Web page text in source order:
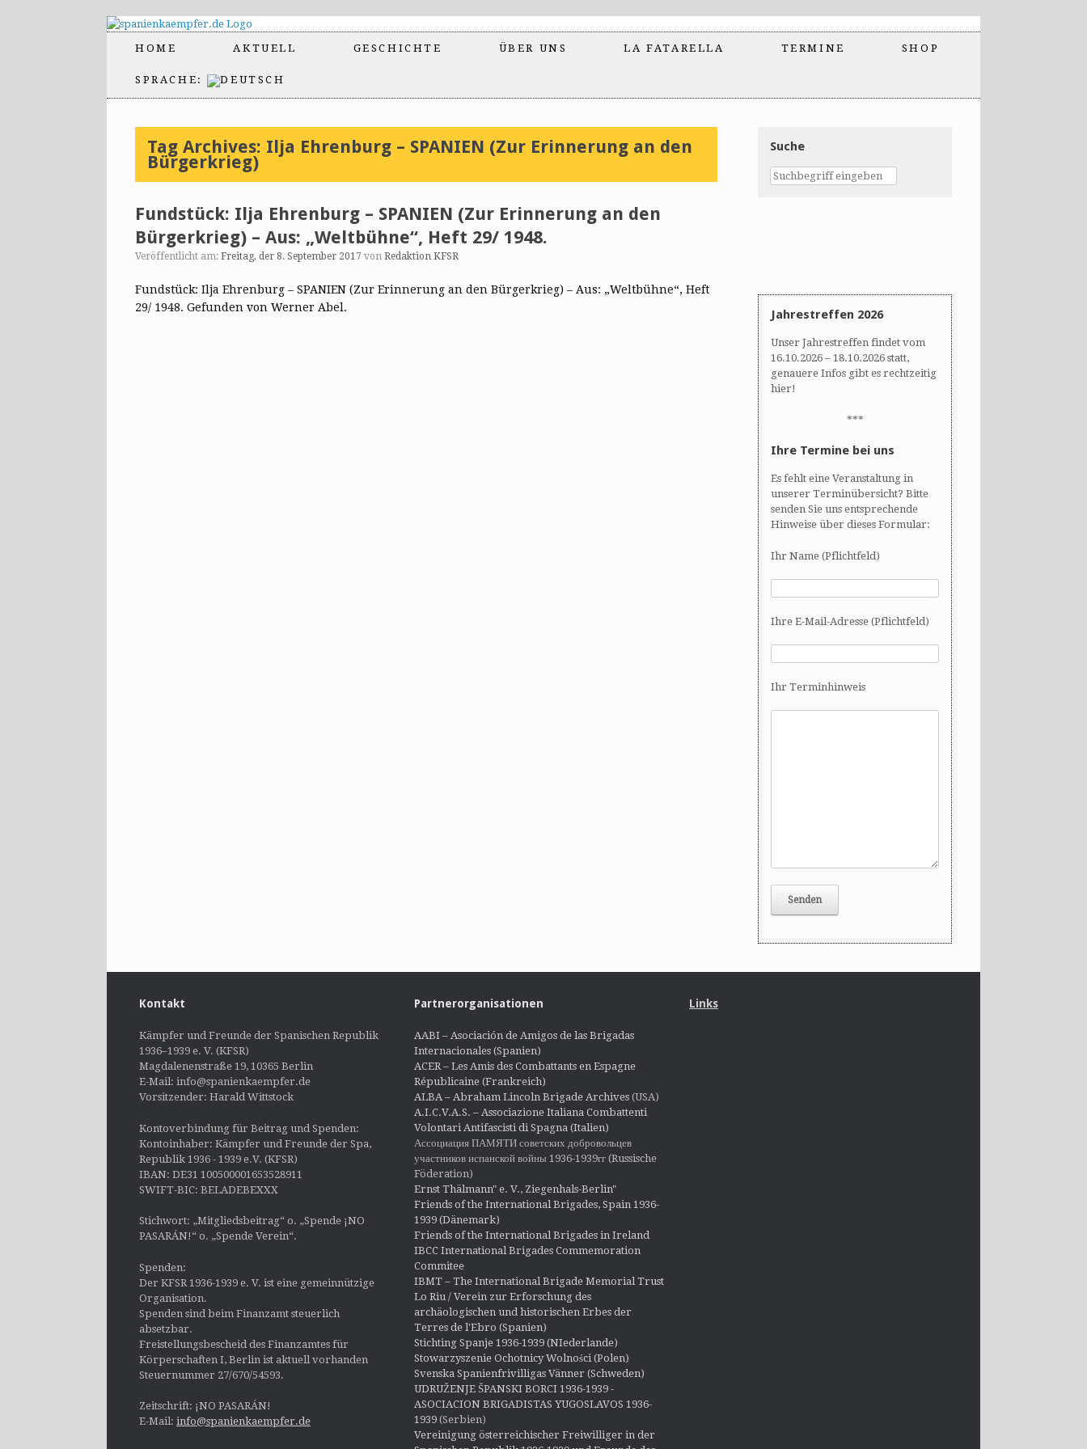
HOME AKTUELL GESCHICHTE ÜBER UNS LA FATARELLA TERMINE SHOP
SPRACHE:
Tag Archives: Ilja Ehrenburg – SPANIEN (Zur Erinnerung an den
Bürgerkrieg)
Fundstück: Ilja Ehrenburg – SPANIEN (Zur Erinnerung an den
Bürgerkrieg) – Aus: „Weltbühne“, Heft 29/ 1948.
Veröffentlicht am: Freitag, der 8. September 2017 von Redaktion KFSR
Fundstück: Ilja Ehrenburg – SPANIEN (Zur Erinnerung an den Bürgerkrieg) – Aus: „Weltbühne“, Heft
29/ 1948. Gefunden von Werner Abel.
Suche
Jahrestreffen 2026
Unser Jahrestreffen findet vom
16.10.2026 – 18.10.2026 statt,
genauere Infos gibt es rechtzeitig
hier!
***
Ihre Termine bei uns
Es fehlt eine Veranstaltung in
unserer Terminübersicht? Bitte
senden Sie uns entsprechende
Hinweise über dieses Formular:
Ihr Name (Pflichtfeld)
Ihre E-Mail-Adresse (Pflichtfeld)
Ihr Terminhinweis
Kontakt
Kämpfer und Freunde der Spanischen Republik
1936–1939 e. V. (KFSR)
Magdalenenstraße 19, 10365 Berlin
E-Mail: info@spanienkaempfer.de
Vorsitzender: Harald Wittstock
Kontoverbindung für Beitrag und Spenden:
Kontoinhaber: Kämpfer und Freunde der Spa,
Republik 1936 - 1939 e.V. (KFSR)
IBAN: DE31 100500001653528911
SWIFT-BIC: BELADEBEXXX
Stichwort: „Mitgliedsbeitrag“ o. „Spende ¡NO
PASARÁN!“ o. „Spende Verein“.
Spenden:
Der KFSR 1936-1939 e. V. ist eine gemeinnützige
Organisation.
Spenden sind beim Finanzamt steuerlich
absetzbar.
Freistellungsbescheid des Finanzamtes für
Körperschaften I, Berlin ist aktuell vorhanden
Steuernummer 27/670/54593.
Zeitschrift: ¡NO PASARÁN!
E-Mail: info@spanienkaempfer.de
Partnerorganisationen
AABI – Asociación de Amigos de las Brigadas
Internacionales (Spanien)
ACER – Les Amis des Combattants en Espagne
Républicaine (Frankreich)
ALBA – Abraham Lincoln Brigade Archives(USA)
A.I.C.V.A.S. – Associazione Italiana Combattenti
Volontari Antifascisti di Spagna (Italien)
Ассоциация ПАМЯТИ советских добровольцев
участников испанской войны 1936-1939гг (Russische
Föderation)
Ernst Thälmann" e. V., Ziegenhals-Berlin"
Friends of the International Brigades, Spain 1936-
1939 (Dänemark)
Friends of the International Brigades in Ireland
IBCC International Brigades Commemoration
Commitee
IBMT – The International Brigade Memorial Trust
Lo Riu / Verein zur Erforschung des
archäologischen und historischen Erbes der
Terres de l'Ebro (Spanien)
Stichting Spanje 1936-1939 (NIederlande)
Stowarzyszenie Ochotnicy Wolności (Polen)
Svenska Spanienfrivilligas Vänner (Schweden)
UDRUŽENJE ŠPANSKI BORCI 1936-1939 -
ASOCIACION BRIGADISTAS YUGOSLAVOS 1936-
1939(Serbien)
Vereinigung österreichischer Freiwilliger in der
Links